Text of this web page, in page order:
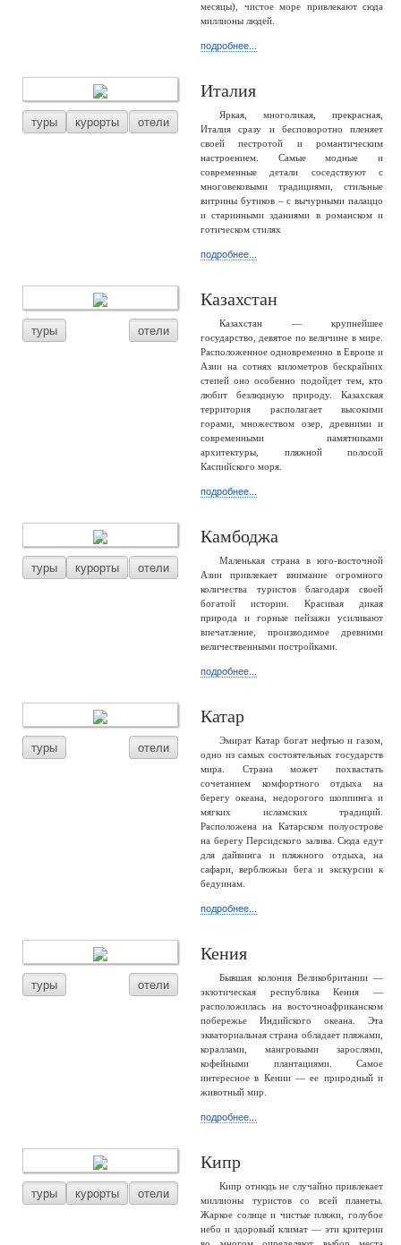
месяцы), чистое море привлекают сюда
миллионы людей.
подробнее...
туры курорты отели
Италия
Яркая, многоликая, прекрасная,
Италия сразу и бесповоротно пленяет
своей пестротой и романтическим
настроением. Самые модные и
современные детали соседствуют с
многовековыми традициями, стильные
витрины бутиков – с вычурными палаццо
и старинными зданиями в романском и
готическом стилях
подробнее...
туры отели
Казахстан
Казахстан — крупнейшее
государство, девятое по величине в мире.
Расположенное одновременно в Европе и
Азии на сотнях километров бескрайних
степей оно особенно подойдет тем, кто
любит безлюдную природу. Казахская
территория располагает высокими
горами, множеством озер, древними и
современными памятниками
архитектуры, пляжной полосой
Каспийского моря.
подробнее...
туры курорты отели
Камбоджа
Маленькая страна в юго-восточной
Азии привлекает внимание огромного
количества туристов благодаря своей
богатой истории. Красивая дикая
природа и горные пейзажи усиливают
впечатление, производимое древними
величественными постройками.
подробнее...
туры отели
Катар
Эмират Катар богат нефтью и газом,
одно из самых состоятельных государств
мира. Страна может похвастать
сочетанием комфортного отдыха на
берегу океана, недорогого шоппинга и
мягких исламских традиций.
Расположена на Катарском полуострове
на берегу Персидского залива. Сюда едут
для дайвинга и пляжного отдыха, на
сафари, верблюжьи бега и экскурсии к
бедуинам.
подробнее...
туры отели
Кения
Бывшая колония Великобритании —
экзотическая республика Кения —
расположилась на восточноафриканском
побережье Индийского океана. Эта
экваториальная страна обладает пляжами,
кораллами, мангровыми зарослями,
кофейными плантациями. Самое
интересное в Кении — ее природный и
животный мир.
подробнее...
туры курорты отели
Кипр
Кипр отнюдь не случайно привлекает
миллионы туристов со всей планеты.
Жаркое солнце и чистые пляжи, голубое
небо и здоровый климат — эти критерии